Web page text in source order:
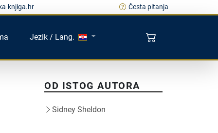
knjiga.hr Česta pitanja
Jezik / Lang.
OD ISTOG AUTORA
Sidney Sheldon